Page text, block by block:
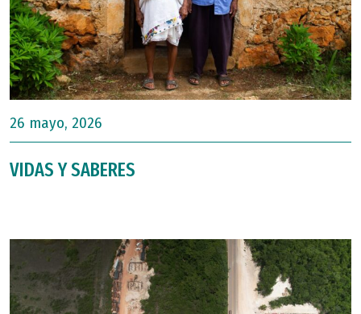
26 mayo, 2026
VIDAS Y SABERES